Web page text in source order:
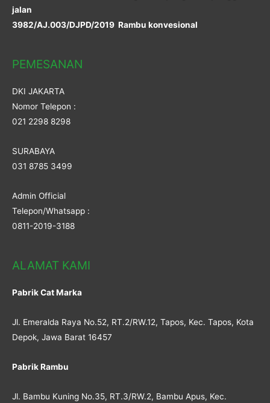
jalan
3982/AJ.003/DJPD/2019 Rambu konvesional
PEMESANAN
DKI JAKARTA
Nomor Telepon :
021 2298 8298
SURABAYA
031 8785 3499
Admin Official
Telepon/Whatsapp :
0811-2019-3188
ALAMAT KAMI
Pabrik Cat Marka
Jl. Emeralda Raya No.52, RT.2/RW.12, Tapos, Kec. Tapos, Kota
Depok, Jawa Barat 16457
Pabrik Rambu
Jl. Bambu Kuning No.35, RT.3/RW.2, Bambu Apus, Kec.